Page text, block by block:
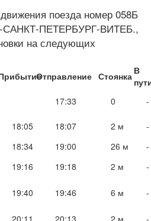
поезда номер 058Б
САНКТ-ПЕТЕРБУРГ-ВИТЕБ.,
на следующих
Отправление Стоянка В
17:33 0 -
18:05 18:07 2 м
-
18:34 19:00 26 м
-
19:16 19:18 2 м
-
19:40 19:46 6 м -
20:11 20:13 2 м
-